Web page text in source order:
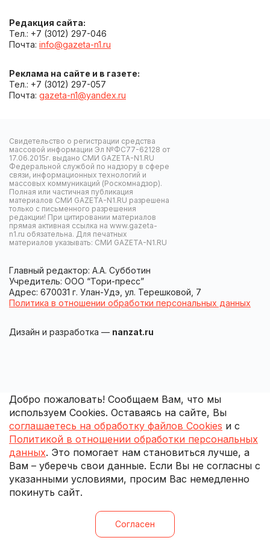
Редакция сайта:
Тел.: +7 (3012) 297-046
Почта: info@gazeta-n1.ru
Реклама на сайте и в газете:
Тел.: +7 (3012) 297-057
Почта: gazeta-n1@yandex.ru
Свидетельство о регистрации средства
массовой информации Эл №ФС77-62128 от
17.06.2015г. выдано СМИ GAZETA-N1.RU
Федеральной службой по надзору в сфере
связи, информационных технологий и
массовых коммуникаций (Роскомнадзор).
Полная или частичная публикация
материалов СМИ GAZETA-N1.RU разрешена
только с письменного разрешения
редакции! При цитировании материалов
прямая активная ссылка на www.gazeta-
n1.ru обязательна. Для печатных
материалов указывать: СМИ GAZETA-N1.RU
Главный редактор: А.А. Субботин
Учредитель: ООО “Тори-пресс”
Адрес: 670031 г. Улан-Удэ, ул. Терешковой, 7
Политика в отношении обработки персональных данных
Дизайн и разработка — nanzat.ru
Добро пожаловать! Сообщаем Вам, что мы
используем Cookies. Оставаясь на сайте, Вы
соглашаетесь на обработку файлов Cookies и с
Политикой в отношении обработки персональных
данных. Это помогает нам становиться лучше, а
Вам – уберечь свои данные. Если Вы не согласны с
указанными условиями, просим Вас немедленно
покинуть сайт.
Согласен